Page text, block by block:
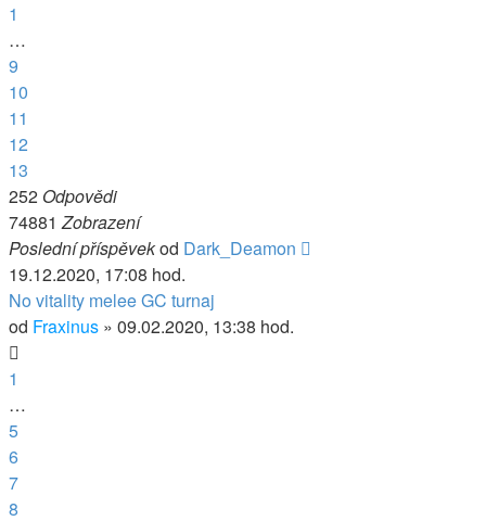
1
…
9
10
11
12
13
252 Odpovědi
74881Zobrazení
Poslední příspěvekod Dark_Deamon
19.12.2020, 17:08 hod.
No vitality melee GC turnaj
od Fraxinus » 09.02.2020, 13:38 hod.
1
…
5
6
7
8